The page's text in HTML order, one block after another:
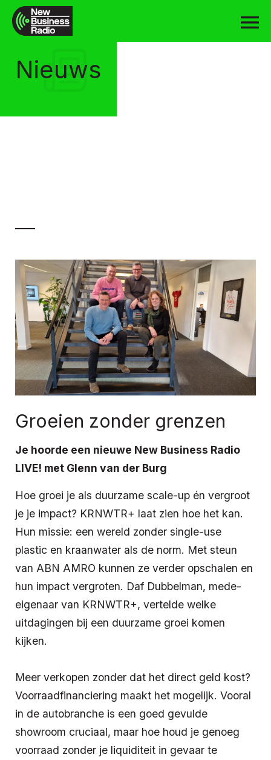
Nieuws
Groeien zonder grenzen
Je hoorde een nieuwe New Business Radio
LIVE! met Glenn van der Burg
Hoe groei je als duurzame scale-up én vergroot
je je impact? KRNWTR+ laat zien hoe het kan.
Hun missie: een wereld zonder single-use
plastic en kraanwater als de norm. Met steun
van ABN AMRO kunnen ze verder opschalen en
hun impact vergroten. Daf Dubbelman, mede-
eigenaar van KRNWTR+, vertelde welke
uitdagingen bij een duurzame groei komen
kijken.
Meer verkopen zonder dat het direct geld kost?
Voorraadfinanciering maakt het mogelijk. Vooral
in de autobranche is een goed gevulde
showroom cruciaal, maar hoe houd je genoeg
voorraad zonder je liquiditeit in gevaar te